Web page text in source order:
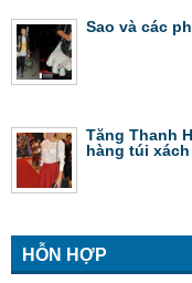
Sao và các
Tăng Thanh
hàng túi xách
HỖN HỢP